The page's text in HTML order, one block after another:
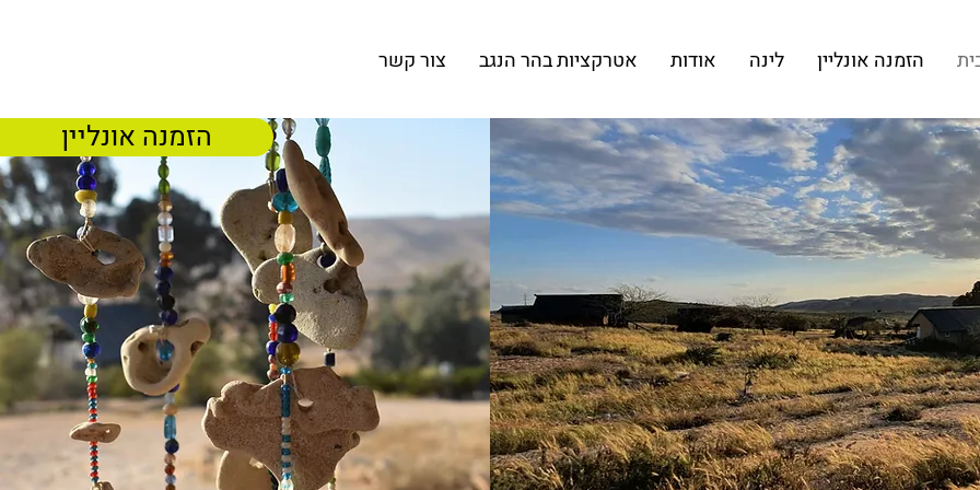
הזמנה אונליין
הזמנה אונליין לינה אודות אטרקציות בהר הנגב צור קשר